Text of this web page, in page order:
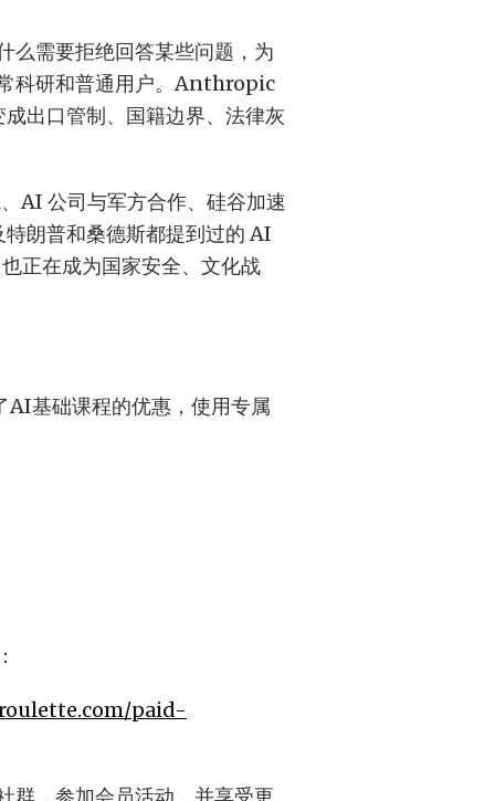
么需要拒绝回答某些问题，为
科研和普通用户。Anthropic
出口管制、国籍边界、法律灰
AI 公司与军方合作、硅谷加速
朗普和桑德斯都提到过的 AI
正在成为国家安全、文化战
基础课程的优惠，使用专属
paid-